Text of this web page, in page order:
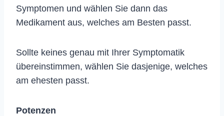
Symptomen und wählen Sie dann das
Medikament aus, welches am Besten passt.
Sollte keines genau mit Ihrer Symptomatik
übereinstimmen, wählen Sie dasjenige, welches
am ehesten passt.
Potenzen